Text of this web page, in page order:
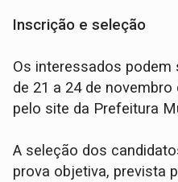
Inscrição e seleção
Os interessados podem
de 21 a 24 de novembro
pelo site da Prefeitura
A seleção dos
prova objetiva, prevista